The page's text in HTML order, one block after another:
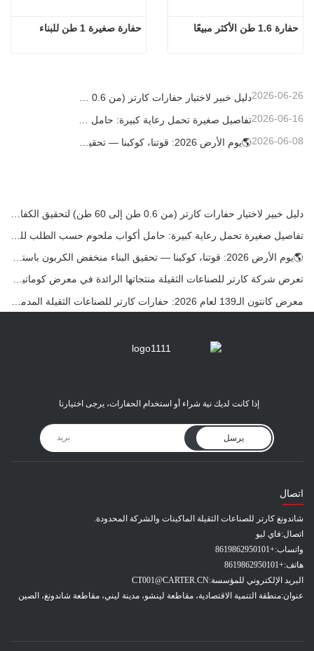
حفارة صغيرة 1 طن للبناء حفارة 1.6 طن الأكثر مبيعًا
2026-06-26
2026-06-16
🌎يوم الأرض 2026: قوتنا، كوكبنا — تحقيق البناء منخفض الكربون باستخدام حفارات كارتر الصغيرة 2026-06-08
تعرض شركة كارتر للصناعات الثقيلة منتجاتها الرائدة في معرض كوماتيك الدولي 2026 في تركيا.
إذا كانت لديك نية شراء أو استخدام الحفارات، يرجى اختيارنا
يرسل
اتصال
شاندونغ كارتر للصناعات الثقيلة الماكينات والشركة المحدودة.
اتصال:فاي ليو
واتساب:+8619862950101
هاتف:+8619862950101
البريد الإلكتروني للمؤسسة:CT001@CARTER.CN
عنوان:منطقة التنمية الاقتصادية، مقاطعة لينشو، مدينة ليني، مقاطعة شاندونغ، الصين